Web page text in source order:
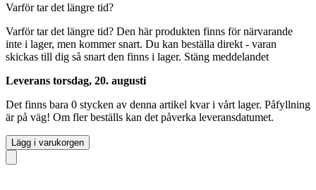
Varför tar det längre tid?
Varför tar det längre tid? Den här produkten finns för närvarande
inte i lager, men kommer snart. Du kan beställa direkt - varan
skickas till dig så snart den finns i lager. Stäng meddelandet
Leverans torsdag, 20. augusti
Det finns bara 0 stycken av denna artikel kvar i vårt lager. Påfyllning
är på väg! Om fler beställs kan det påverka leveransdatumet.
Lägg i varukorgen